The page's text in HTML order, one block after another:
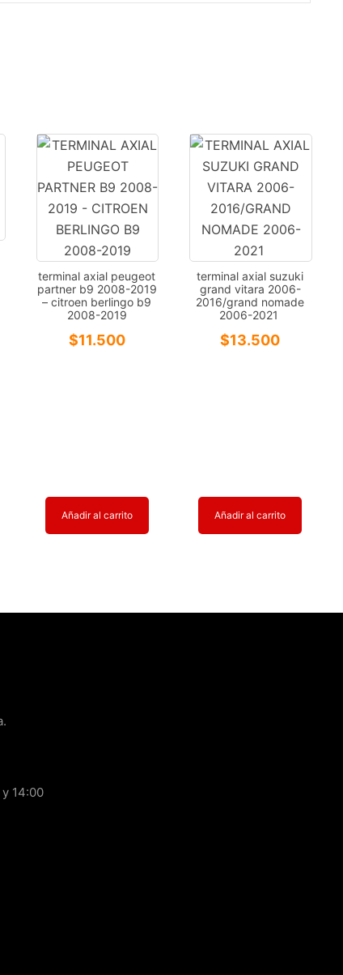
terminal axial peugeot
partner b9 2008-2019
– citroen berlingo b9
2008-2019
$11.500
Añadir al carrito
terminal axial suzuki
grand vitara 2006-
2016/grand nomade
2006-2021
$13.500
Añadir al carrito
14:00